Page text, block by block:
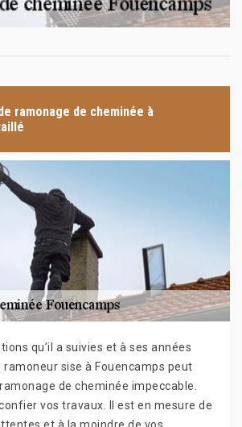
ramonage de cheminée à
qu’il a suivies et à ses années
ramoneur sise à Fouencamps peut
de cheminée impeccable.
vos travaux. Il est en mesure de